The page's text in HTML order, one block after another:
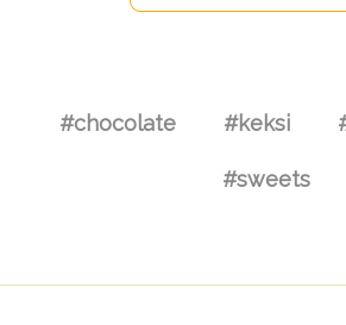
#chocolate #keksi
#sweets